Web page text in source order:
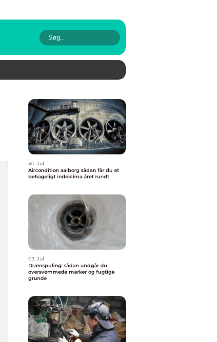
30. Jul
Aircondition aalborg sådan får du et
behageligt indeklima året rundt
03. Jul
Drænspuling: sådan undgår du
oversvømmede marker og fugtige
grunde